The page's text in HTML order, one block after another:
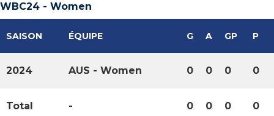
WBC24 - Women
SAISON ÉQUIPE G A GP P
2024 AUS - Women 0 0 0 0
Total - 0 0 0 0